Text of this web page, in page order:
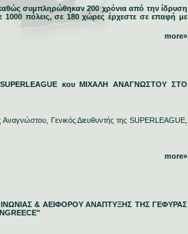
συμπληρώθηκαν 200 χρόνια από την ίδρυση
1000 πόλεις, σε 180 χώρες έρχεστε σε επαφή με
more»
κου ΜΙΧΑΛΗ ΑΝΑΓΝΩΣΤΟΥ ΣΤΟ
Γενικός Διευθυντής της SUPERLEAGUE,
more»
& ΑΕΙΦΟΡΟΥ ΑΝΑΠΤΥΞΗΣ ΤΗΣ ΓΕΦΥΡΑΣ